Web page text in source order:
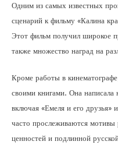
Одним из самых известных
сценарий к фильму «Калина
Этот фильм получил широкое
также множество наград на
Кроме работы в
своими книгами. Она написала
включая «Емеля и его друзья»
часто прослеживаются
ценностей и подлинной